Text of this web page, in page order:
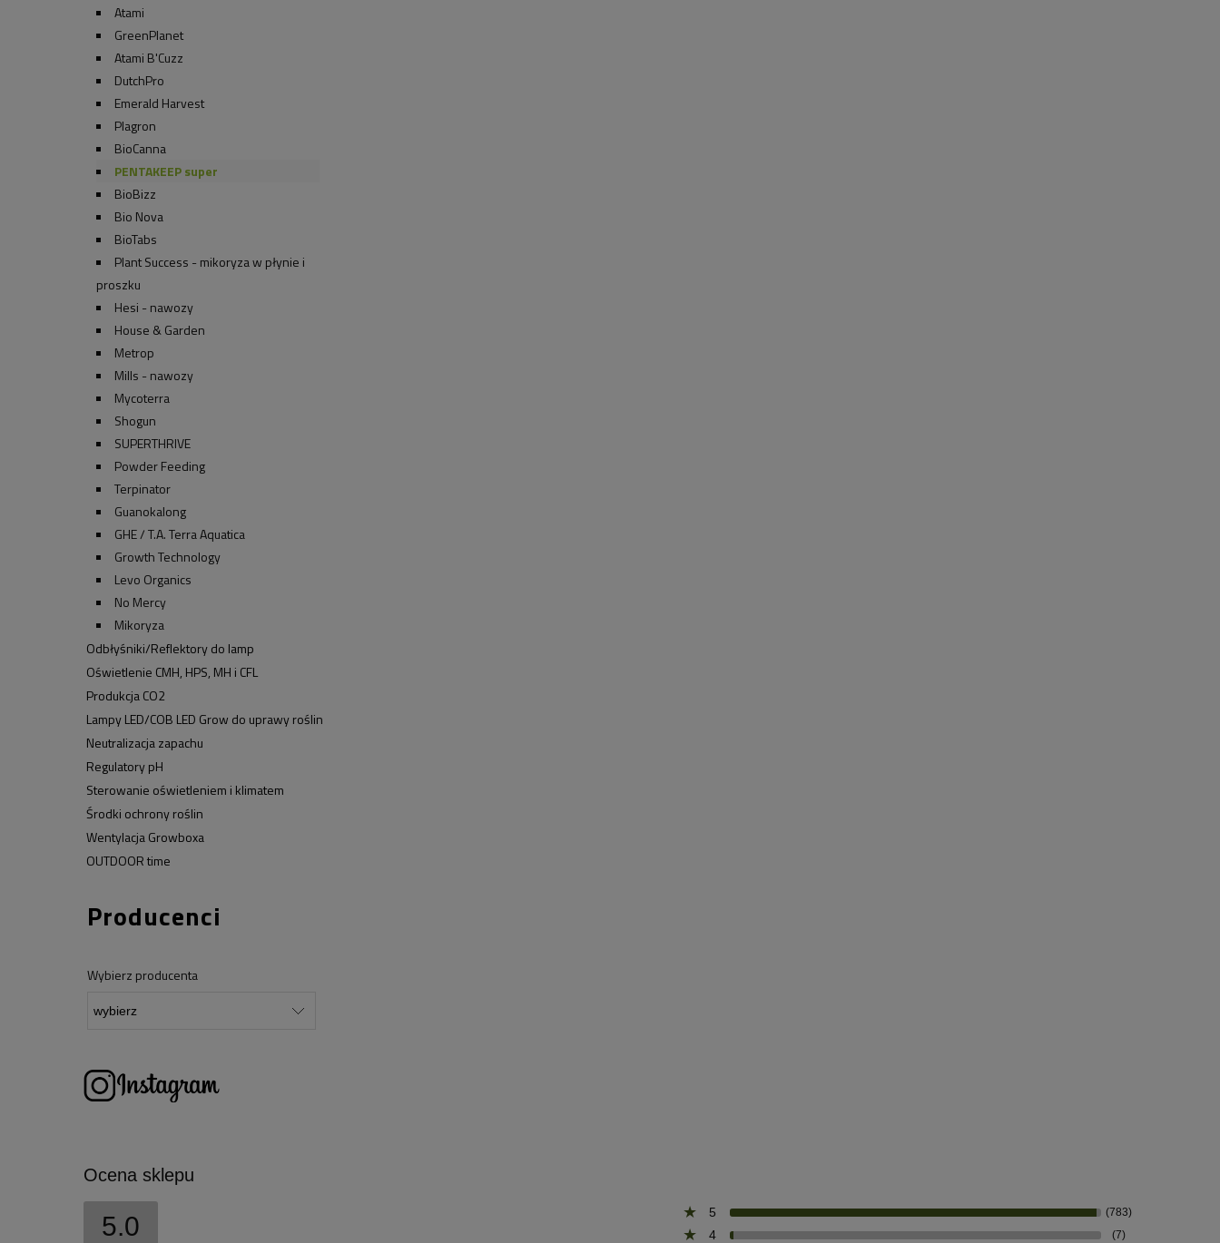
Atami
GreenPlanet
Atami B'Cuzz
DutchPro
Emerald Harvest
Plagron
BioCanna
PENTAKEEP super
BioBizz
Bio Nova
BioTabs
Plant Success - mikoryza w płynie i
proszku
Hesi - nawozy
House & Garden
Metrop
Mills - nawozy
Mycoterra
Shogun
SUPERTHRIVE
Powder Feeding
Terpinator
Guanokalong
GHE / T.A. Terra Aquatica
Growth Technology
Levo Organics
No Mercy
Mikoryza
Odbłyśniki/Reflektory do lamp
Oświetlenie CMH, HPS, MH i CFL
Produkcja CO2
Lampy LED/COB LED Grow do uprawy roślin
Neutralizacja zapachu
Regulatory pH
Sterowanie oświetleniem i klimatem
Środki ochrony roślin
Wentylacja Growboxa
OUTDOOR time
Producenci
Wybierz producenta
Ocena sklepu
5.0 5 (783)
4 (7)